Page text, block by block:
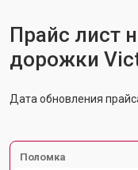
Прайс лист
дорожки
Дата обновления
Поломка